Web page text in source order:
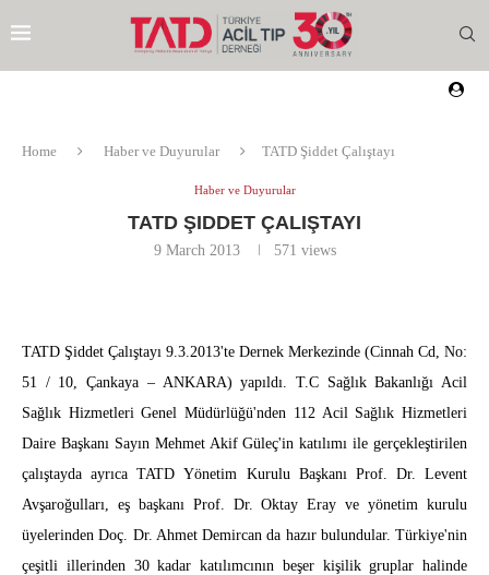
Home Haber ve Duyurular TATD Şiddet Çalıştayı
Haber ve Duyurular
TATD ŞIDDET ÇALIŞTAYI
9 March 2013 571 views
TATD Şiddet Çalıştayı 9.3.2013'te Dernek Merkezinde (Cinnah Cd, No:
51 / 10, Çankaya – ANKARA) yapıldı. T.C Sağlık Bakanlığı Acil
Sağlık Hizmetleri Genel Müdürlüğü'nden 112 Acil Sağlık Hizmetleri
Daire Başkanı Sayın Mehmet Akif Güleç'in katılımı ile gerçekleştirilen
çalıştayda ayrıca TATD Yönetim Kurulu Başkanı Prof. Dr. Levent
Avşaroğulları, eş başkanı Prof. Dr. Oktay Eray ve yönetim kurulu
üyelerinden Doç. Dr. Ahmet Demircan da hazır bulundular. Türkiye'nin
çeşitli illerinden 30 kadar katılımcının beşer kişilik gruplar halinde